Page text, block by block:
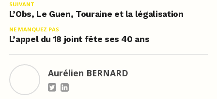
SUIVANT
L’Obs, Le Guen, Touraine et la légalisation
NE MANQUEZ PAS
L’appel du 18 joint fête ses 40 ans
Aurélien BERNARD